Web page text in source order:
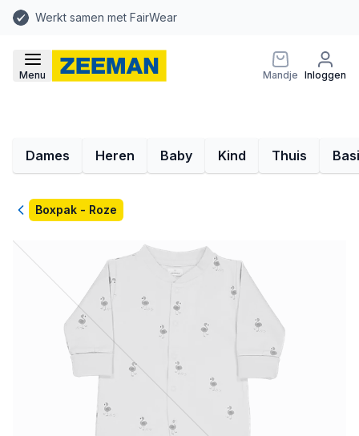
Werkt samen met FairWear
Menu Mandje Inloggen
Dames Heren Baby Kind Thuis
TerugBoxpak - Roze